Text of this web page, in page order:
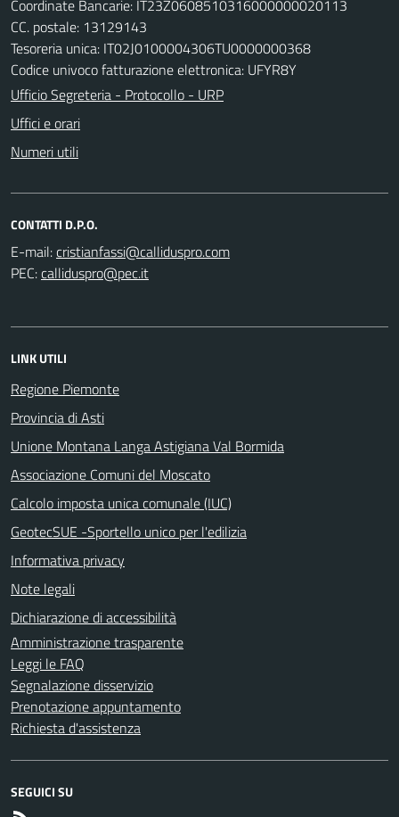
Coordinate Bancarie: IT23Z0608510316000000020113
CC. postale: 13129143
Tesoreria unica: IT02J0100004306TU0000000368
Codice univoco fatturazione elettronica: UFYR8Y
Ufficio Segreteria - Protocollo - URP
Uffici e orari
Numeri utili
CONTATTI D.P.O.
E-mail:
PEC:
LINK UTILI
Regione Piemonte
Provincia di Asti
Unione Montana Langa Astigiana Val Bormida
Associazione Comuni del Moscato
Calcolo imposta unica comunale (IUC)
GeotecSUE -Sportello unico per l'edilizia
Informativa privacy
Note legali
Dichiarazione di accessibilità
Amministrazione trasparente
Leggi le FAQ
Segnalazione disservizio
Prenotazione appuntamento
Richiesta d'assistenza
SEGUICI SU